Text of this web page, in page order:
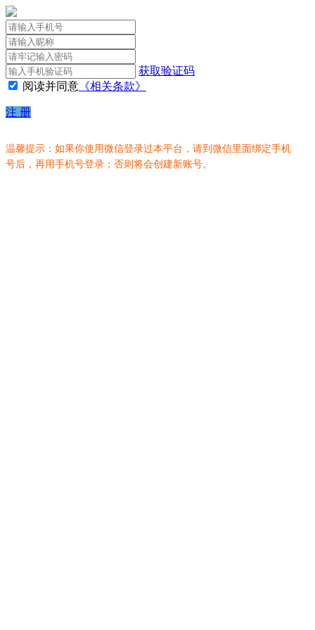
获取验证码
阅读并同意 《相关条款》
注 册
温馨提示：如果你使用微信登录过本平台，请到微信里面绑定手机
号后，再用手机号登录；否则将会创建新账号。